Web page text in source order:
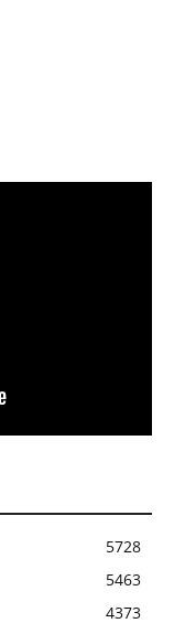
5728
5463
4373